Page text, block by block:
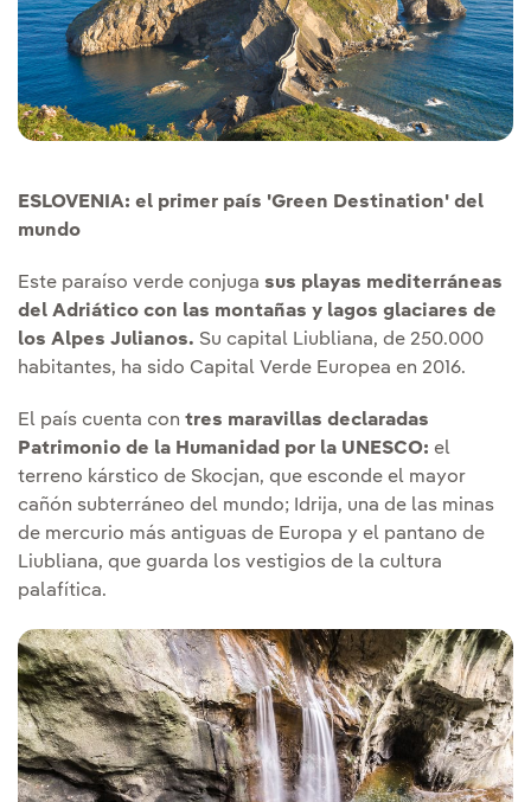
ESLOVENIA: el primer país 'Green Destination' del
mundo
Este paraíso verde conjuga sus playas mediterráneas
del Adriático con las montañas y lagos glaciares de
los Alpes Julianos. Su capital Liubliana, de 250.000
habitantes, ha sido Capital Verde Europea en 2016.
El país cuenta con tres maravillas declaradas
Patrimonio de la Humanidad por la UNESCO: el
terreno kárstico de Skocjan, que esconde el mayor
cañón subterráneo del mundo; Idrija, una de las minas
de mercurio más antiguas de Europa y el pantano de
Liubliana, que guarda los vestigios de la cultura
palafítica.